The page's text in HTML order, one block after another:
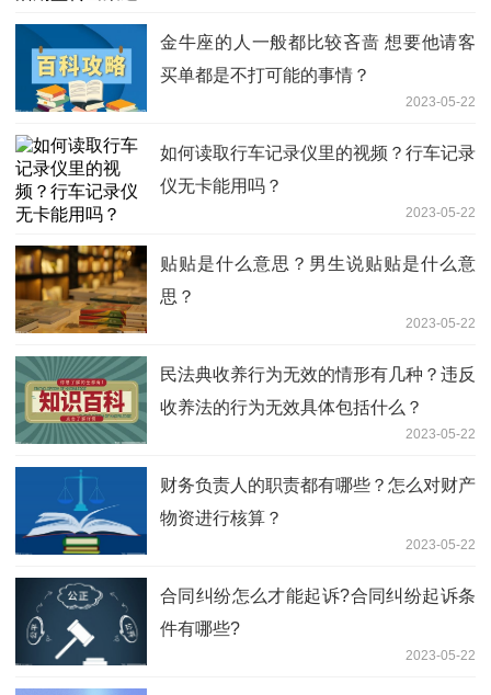
金牛座的人一般都比较吝啬 想要他请客
买单都是不打可能的事情？
2023-05-22
如何读取行车记录仪里的视频？行车记录
仪无卡能用吗？
2023-05-22
贴贴是什么意思？男生说贴贴是什么意
思？
2023-05-22
民法典收养行为无效的情形有几种？违反
收养法的行为无效具体包括什么？
2023-05-22
财务负责人的职责都有哪些？怎么对财产
物资进行核算？
2023-05-22
合同纠纷怎么才能起诉?合同纠纷起诉条
件有哪些?
2023-05-22